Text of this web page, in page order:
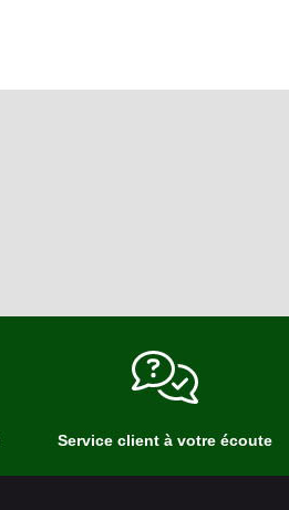
Service client à votre écoute